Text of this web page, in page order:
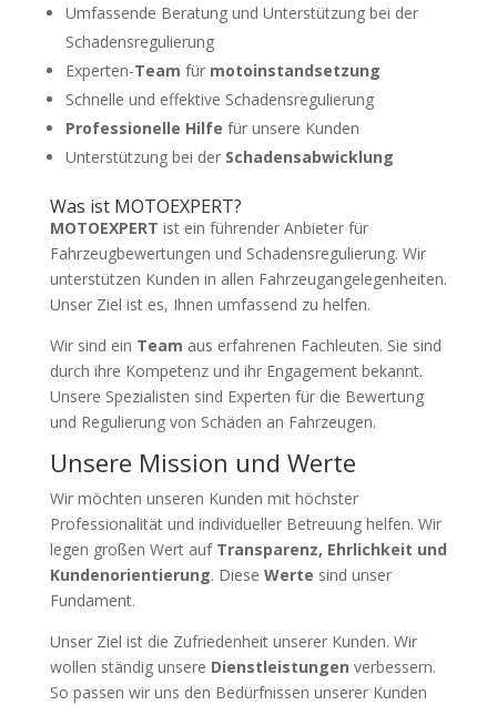
Umfassende Beratung und Unterstützung bei der
Schadensregulierung
Experten-Team für motoinstandsetzung
Schnelle und effektive Schadensregulierung
Professionelle Hilfe für unsere Kunden
Unterstützung bei der Schadensabwicklung
Was ist MOTOEXPERT?
MOTOEXPERT ist ein führender Anbieter für
Fahrzeugbewertungen und Schadensregulierung. Wir
unterstützen Kunden in allen Fahrzeugangelegenheiten.
Unser Ziel ist es, Ihnen umfassend zu helfen.
Wir sind ein Team aus erfahrenen Fachleuten. Sie sind
durch ihre Kompetenz und ihr Engagement bekannt.
Unsere Spezialisten sind Experten für die Bewertung
und Regulierung von Schäden an Fahrzeugen.
Unsere Mission und Werte
Wir möchten unseren Kunden mit höchster
Professionalität und individueller Betreuung helfen. Wir
legen großen Wert auf Transparenz, Ehrlichkeit und
Kundenorientierung. Diese Werte sind unser
Fundament.
Unser Ziel ist die Zufriedenheit unserer Kunden. Wir
wollen ständig unsere Dienstleistungen verbessern.
So passen wir uns den Bedürfnissen unserer Kunden